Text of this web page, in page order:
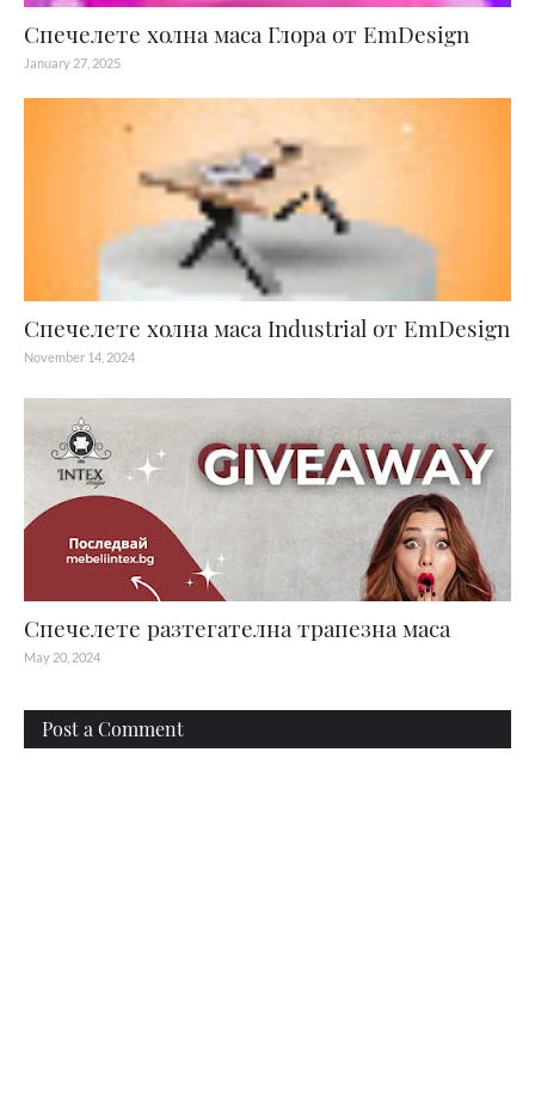
Спечелете холна маса Глора от EmDesign
January 27, 2025
Спечелете холна маса Industrial от EmDesign
November 14, 2024
Спечелете разтегателна трапезна маса
May 20, 2024
Post a Comment